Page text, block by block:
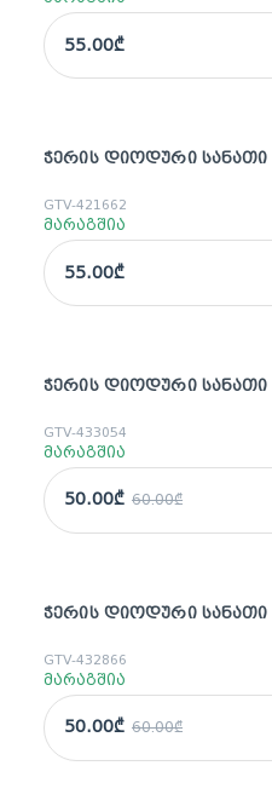
55.00₾
ᲭᲔᲠᲘᲡ ᲓᲘᲝᲓᲣᲠᲘ ᲡᲐᲜᲐᲗᲘ
GTV-421662
მარაგშია
55.00₾
sale
ᲭᲔᲠᲘᲡ ᲓᲘᲝᲓᲣᲠᲘ ᲡᲐᲜᲐᲗᲘ
GTV-433054
მარაგშია
50.00₾ 60.00₾
sale
ᲭᲔᲠᲘᲡ ᲓᲘᲝᲓᲣᲠᲘ ᲡᲐᲜᲐᲗᲘ
GTV-432866
მარაგშია
50.00₾ 60.00₾